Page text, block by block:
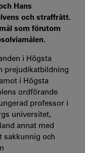
Hans
och straffrätt.
som förutom
i Högsta
prejudikatbildning
i Högsta
ordförande
professor i
universitet,
annat med
sakkunnig och